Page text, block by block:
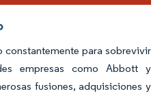
constantemente para sobrevivir
empresas como Abbott y
fusiones, adquisiciones y